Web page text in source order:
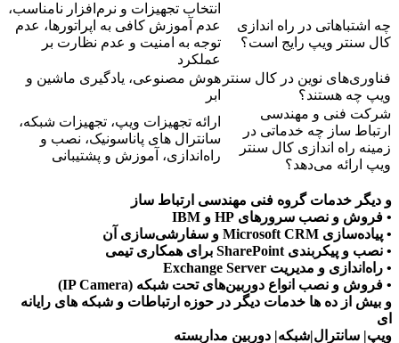
چه اشتباهاتی در راه اندازی
کال سنتر ویپ رایج است؟
انتخاب تجهیزات و نرم‌افزار نامناسب،
عدم آموزش کافی به اپراتورها، عدم
توجه به امنیت و عدم نظارت بر
عملکرد
فناوری‌های نوین در کال سنتر
ویپ چه هستند؟
هوش مصنوعی، یادگیری ماشین و
ابر
شرکت فنی و مهندسی
ارتباط ساز چه خدماتی در
زمینه راه اندازی کال سنتر
ویپ ارائه می‌دهد؟
ارائه تجهیزات ویپ، تجهیزات شبکه،
سانترال های پاناسونیک، نصب و
راه‌اندازی، آموزش و پشتیبانی
و دیگر خدمات گروه فنی مهندسی ارتباط ساز
• فروش و نصب سرورهای HP و IBM
• پیاده‌سازی Microsoft CRM و سفارشی‌سازی آن
• نصب و پیکربندی SharePoint برای همکاری تیمی
• راه‌اندازی و مدیریت Exchange Server
• فروش و نصب انواع دوربین‌های تحت شبکه (IP Camera)
و بیش از ده ها خدمات دیگر در حوزه ارتباطات و شبکه های رایانه
ای
ویپ| سانترال|شبکه| دوربین مداربسته